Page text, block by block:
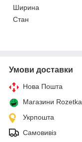
Ширина
Стан
Умови доставки
Нова Пошта
Магазини Rozetka
Укрпошта
Самовивіз